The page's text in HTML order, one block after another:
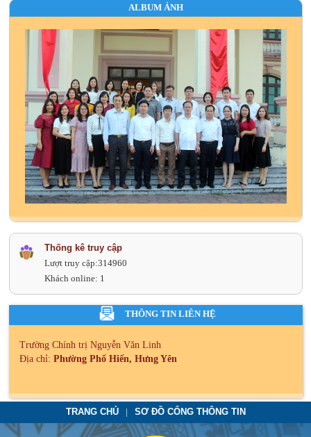
ALBUM ẢNH
Thống kê truy cập
Lượt truy cập:314960
Khách online: 1
THÔNG TIN LIÊN HỆ
Trường Chính trị Nguyễn Văn Linh
Địa chỉ: Phường Phố Hiến, Hưng Yên
TRANG CHỦ SƠ ĐỒ CỔNG THÔNG TIN